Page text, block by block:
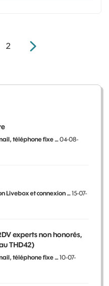
2
téléphone fixe …04-08-
Livebox et connexion …15-07-
experts non honorés,
THD42)
téléphone fixe …10-07-